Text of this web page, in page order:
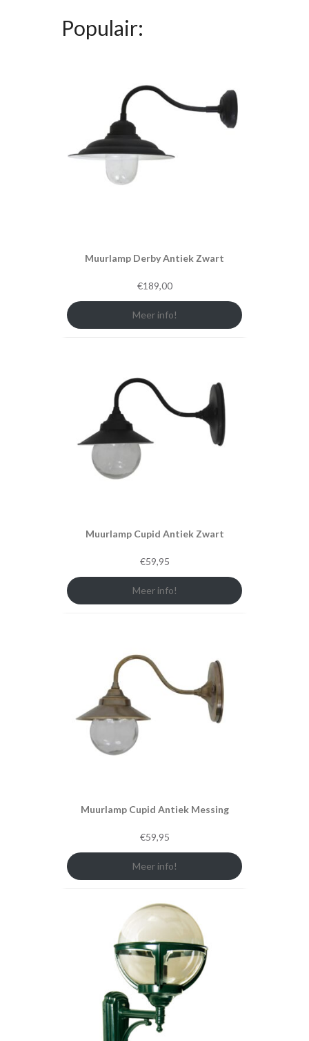
Populair:
Muurlamp Derby Antiek Zwart
€189,00
Meer info!
Muurlamp Cupid Antiek Zwart
€59,95
Meer info!
Muurlamp Cupid Antiek Messing
€59,95
Meer info!